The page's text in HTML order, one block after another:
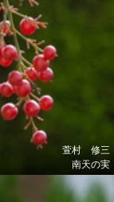
萱村 修三
南天の実